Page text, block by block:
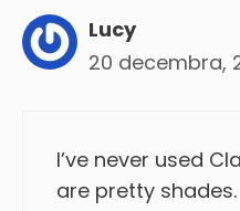
Lucy
20 decembra,
I’ve never used
are pretty shades.